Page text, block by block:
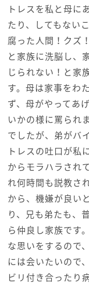
トレスを私と母に
たり、してもない
腐った人間！クズ
と家族に洗脳し、
じられない！と家
す。母は家事をわ
ず、母がやってあ
いかの様に罵られ
でしたが、弟がバ
トレスの吐口が私
からモラハラされ
れ何時間も説教さ
から、機嫌が良い
り、兄も弟たも、
ら仲良し家族です
な思いをするので
には会いたいので
ビリ付き合ったり